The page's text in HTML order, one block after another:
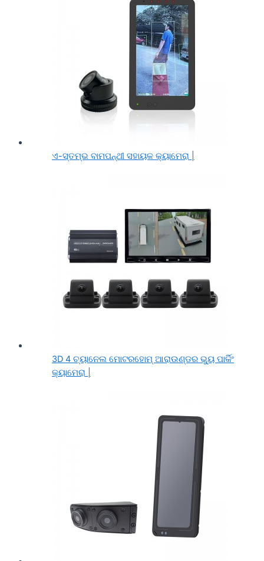
ଏ-ସ୍ତମ୍ଭ ବାମପନ୍ଥୀ ସହାୟକ କ୍ୟାମେରା |
3D 4 ଚ୍ୟାନେଲ ମୋଟରହୋମ୍ ଆରାଉଣ୍ଡର ଭ୍ୟୁ ପାର୍କିଂ
କ୍ୟାମେରା |